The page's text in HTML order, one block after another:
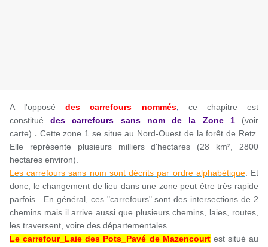
A l'opposé des carrefours nommés,
ce chapitre est
constitué
des carrefours sans nomde la Zone 1
(voir
carte) . Cette zone 1 se situe au Nord-Ouest de la forêt de Retz.
Elle représente plusieurs milliers d'hectares (28 km², 2800
hectares environ).
Les carrefours sans nom sont décrits par ordre alphabétique. Et
donc, le changement de lieu dans une zone peut être très rapide
parfois. En général, ces "carrefours" sont des intersections de 2
chemins mais il arrive aussi que plusieurs chemins, laies, routes,
les traversent, voire des départementales.
Le carrefour_Laie des Pots_Pavé de Mazencourtest situé au